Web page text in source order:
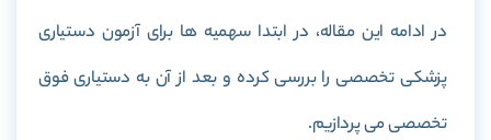
در ادامه این مقاله، در ابتدا سهمیه ها برای آزمون دستیاری
پزشکی تخصصی را بررسی کرده و بعد از آن به دستیاری فوق
تخصصی می پردازیم.